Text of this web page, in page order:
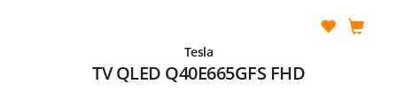
Tesla
TV QLED Q40E665GFS FHD